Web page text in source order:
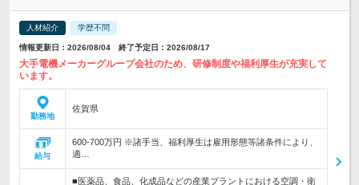
人材紹介 学歴不問
情報更新日：2026/08/04 終了予定日：2026/08/17
大手電機メーカーグループ会社のため、研修制度や福利厚生が充実して
います。
勤務地
佐賀県
給与
600-700万円 ※諸手当、福利厚生は雇用形態等諸条件により、
適…
■医薬品、食品、化成品などの産業プラントにおける空調・衛